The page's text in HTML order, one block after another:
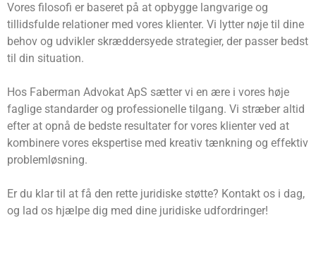
Vores filosofi er baseret på at opbygge langvarige og
tillidsfulde relationer med vores klienter. Vi lytter nøje til dine
behov og udvikler skræddersyede strategier, der passer bedst
til din situation.
Hos Faberman Advokat ApS sætter vi en ære i vores høje
faglige standarder og professionelle tilgang. Vi stræber altid
efter at opnå de bedste resultater for vores klienter ved at
kombinere vores ekspertise med kreativ tænkning og effektiv
problemløsning.
Er du klar til at få den rette juridiske støtte? Kontakt os i dag,
og lad os hjælpe dig med dine juridiske udfordringer!